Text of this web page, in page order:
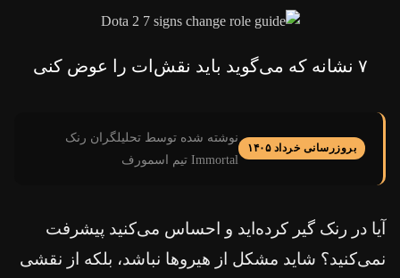
۷ نشانه که می‌گوید باید نقش‌ات را عوض کنی
بروزرسانی خرداد ۱۴۰۵
نوشته شده توسط تحلیلگران رنک
Immortal تیم اسمورف
آیا در رنک گیر کرده‌اید و احساس می‌کنید پیشرفت
نمی‌کنید؟ شاید مشکل از هیروها نباشد، بلکه از نقشی